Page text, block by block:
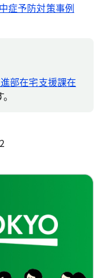
症予防対策事例
部在宅支援課在